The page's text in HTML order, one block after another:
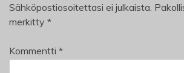
Sähköpostiosoitettasi ei julkaista.
merkitty *
Kommentti *